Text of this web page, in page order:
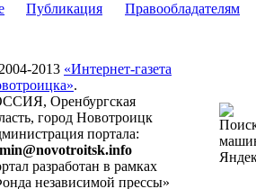
Публикация Правообладателям
2013 «Интернет-газета
.
Оренбургская
город Новотроицк
портала:
разработан в рамках
независимой прессы»